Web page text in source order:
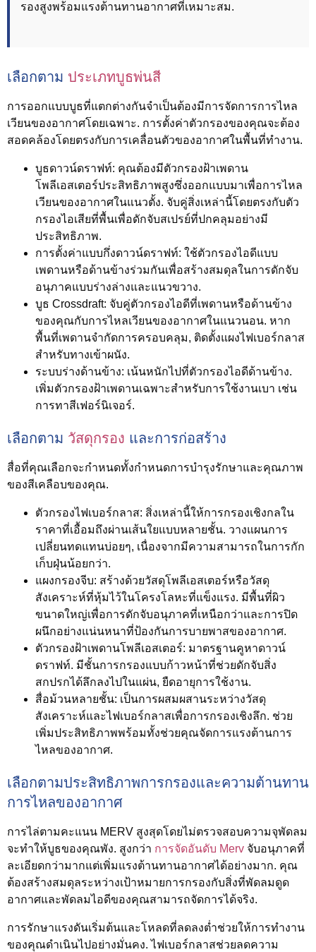
รองสูงพร้อมแรงต้านทานอากาศที่เหมาะสม.
เลือกตาม ประเภทบูธพ่นสี
การออกแบบบูธที่แตกต่างกันจำเป็นต้องมีการจัดการการไหล
เวียนของอากาศโดยเฉพาะ. การตั้งค่าตัวกรองของคุณจะต้อง
สอดคล้องโดยตรงกับการเคลื่อนตัวของอากาศในพื้นที่ทำงาน.
บูธดาวน์ดราฟท์: คุณต้องมีตัวกรองฝ้าเพดาน
โพลีเอสเตอร์ประสิทธิภาพสูงซึ่งออกแบบมาเพื่อการไหล
เวียนของอากาศในแนวตั้ง. จับคู่สิ่งเหล่านี้โดยตรงกับตัว
กรองไอเสียที่พื้นเพื่อดักจับสเปรย์ที่ปกคลุมอย่างมี
ประสิทธิภาพ.
การตั้งค่าแบบกึ่งดาวน์ดราฟท์: ใช้ตัวกรองไอดีแบบ
เพดานหรือด้านข้างร่วมกันเพื่อสร้างสมดุลในการดักจับ
อนุภาคแบบร่างล่างและแนวขวาง.
บูธ Crossdraft: จับคู่ตัวกรองไอดีที่เพดานหรือด้านข้าง
ของคุณกับการไหลเวียนของอากาศในแนวนอน. หาก
พื้นที่เพดานจำกัดการครอบคลุม, ติดตั้งแผงไฟเบอร์กลาส
สำหรับทางเข้าผนัง.
ระบบร่างด้านข้าง: เน้นหนักไปที่ตัวกรองไอดีด้านข้าง.
เพิ่มตัวกรองฝ้าเพดานเฉพาะสำหรับการใช้งานเบา เช่น
การทาสีเฟอร์นิเจอร์.
เลือกตาม วัสดุกรอง และการก่อสร้าง
สื่อที่คุณเลือกจะกำหนดทั้งกำหนดการบำรุงรักษาและคุณภาพ
ของสีเคลือบของคุณ.
ตัวกรองไฟเบอร์กลาส: สิ่งเหล่านี้ให้การกรองเชิงกลใน
ราคาที่เอื้อมถึงผ่านเส้นใยแบบหลายชั้น. วางแผนการ
เปลี่ยนทดแทนบ่อยๆ, เนื่องจากมีความสามารถในการกัก
เก็บฝุ่นน้อยกว่า.
แผงกรองจีบ: สร้างด้วยวัสดุโพลีเอสเตอร์หรือวัสดุ
สังเคราะห์ที่หุ้มไว้ในโครงโลหะที่แข็งแรง. มีพื้นที่ผิว
ขนาดใหญ่เพื่อการดักจับอนุภาคที่เหนือกว่าและการปิด
ผนึกอย่างแน่นหนาที่ป้องกันการบายพาสของอากาศ.
ตัวกรองฝ้าเพดานโพลีเอสเตอร์: มาตรฐานคูหาดาวน์
ดราฟท์. มีชั้นการกรองแบบก้าวหน้าที่ช่วยดักจับสิ่ง
สกปรกได้ลึกลงไปในแผ่น, ยืดอายุการใช้งาน.
สื่อม้วนหลายชั้น: เป็นการผสมผสานระหว่างวัสดุ
สังเคราะห์และไฟเบอร์กลาสเพื่อการกรองเชิงลึก. ช่วย
เพิ่มประสิทธิภาพพร้อมทั้งช่วยคุณจัดการแรงต้านการ
ไหลของอากาศ.
เลือกตามประสิทธิภาพการกรองและความต้านทาน
การไหลของอากาศ
การไล่ตามคะแนน MERV สูงสุดโดยไม่ตรวจสอบความจุพัดลม
จะทำให้บูธของคุณพัง. สูงกว่า การจัดอันดับ Merv จับอนุภาคที่
ละเอียดกว่ามากแต่เพิ่มแรงต้านทานอากาศได้อย่างมาก. คุณ
ต้องสร้างสมดุลระหว่างเป้าหมายการกรองกับสิ่งที่พัดลมดูด
อากาศและพัดลมไอดีของคุณสามารถจัดการได้จริง.
การรักษาแรงดันเริ่มต้นและโหลดที่ลดลงต่ำช่วยให้การทำงาน
ของคุณดำเนินไปอย่างมั่นคง. ไฟเบอร์กลาสช่วยลดความ